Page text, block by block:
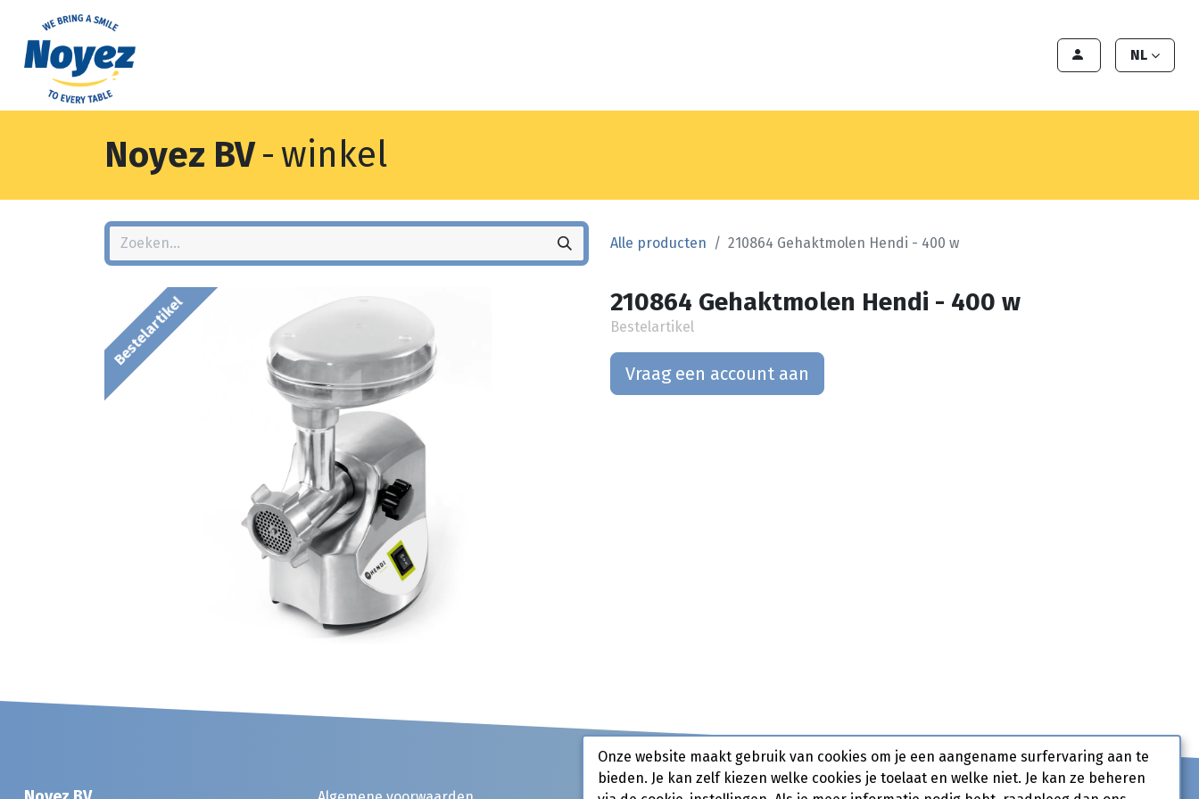
NL
Noyez BV- winkel
Alle producten 210864 Gehaktmolen Hendi - 400 w
Bestelartikel 210864 Gehaktmolen Hendi - 400 w
Bestelartikel
Vraag een account aan
Onze website maakt gebruik van cookies om je een aangename surfervaring aan te
bieden. Je kan zelf kiezen welke cookies je toelaat en welke niet. Je kan ze beheren